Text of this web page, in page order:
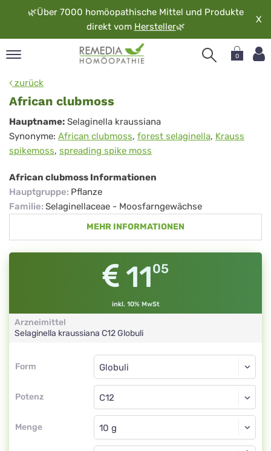
🌿Über 7000 homöopathische Mittel und Produkte
direkt vom Hersteller🌿
X
0
zurück
African clubmoss
African
clubmoss
Hauptname: Selaginella kraussiana
Synonyme: African clubmoss, forest selaginella, Krauss
spikemoss, spreading spike moss
African clubmoss Informationen
Hauptgruppe: Pflanze
Familie: Selaginellaceae - Moosfarngewächse
MEHR INFORMATIONEN
1105
inkl. 10% MwSt
Arzneimittel
Selaginella kraussiana C12Globuli
Form
Form
Potenz
Globuli
C12
Menge
Globuli